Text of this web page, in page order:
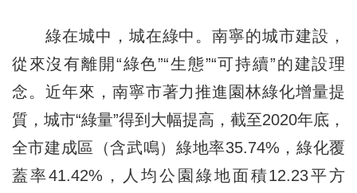
綠在城中，城在綠中。南寧的城市建設，
從來沒有離開“綠色”“生態”“可持續”的建設理
念。近年來，南寧市著力推進園林綠化增量提
質，城市“綠量”得到大幅提高，截至2020年底，
全市建成區（含武鳴）綠地率35.74%，綠化覆
蓋率41.42%，人均公園綠地面積12.23平方